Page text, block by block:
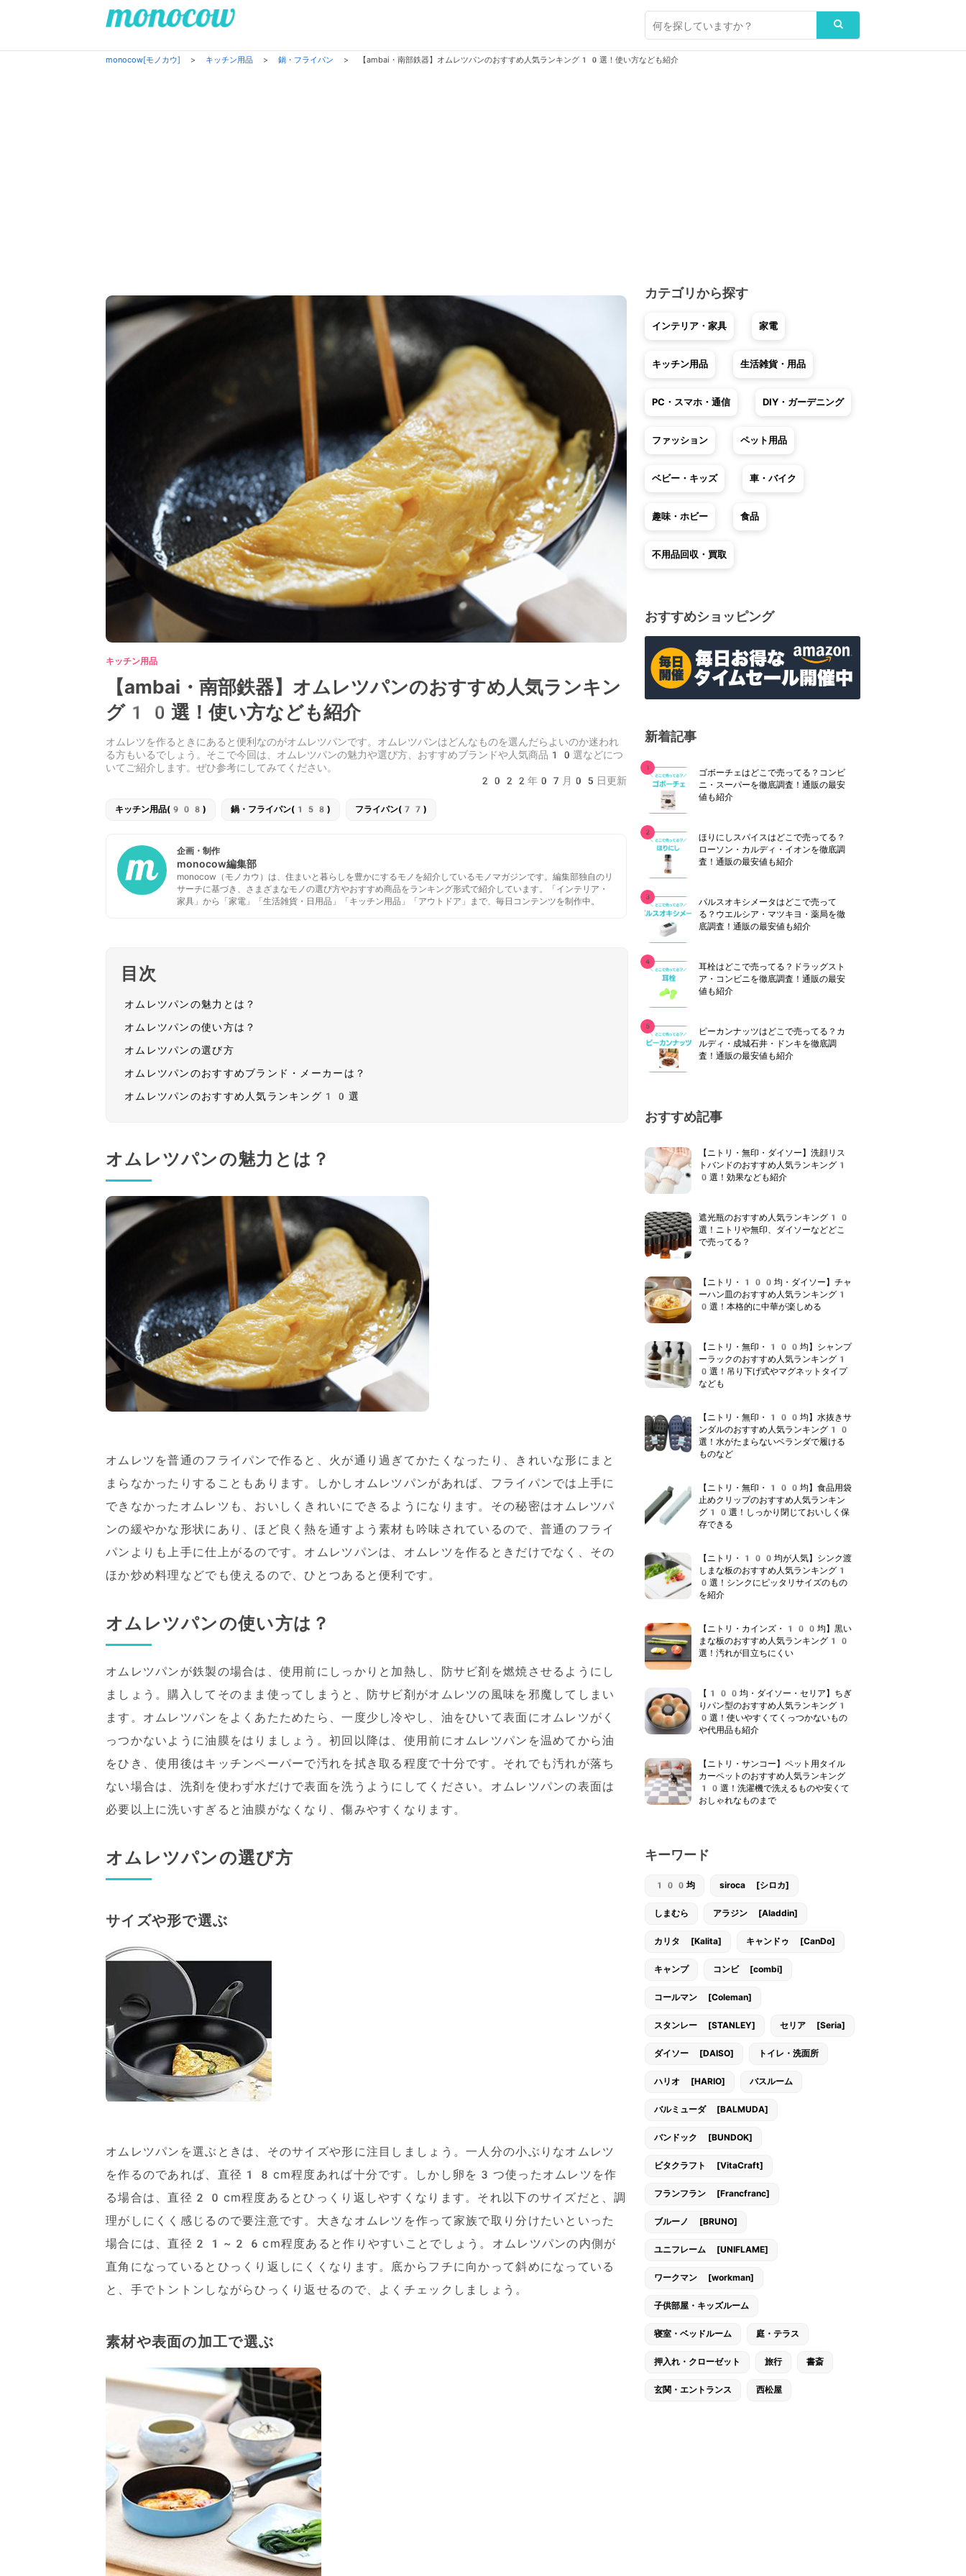
monocow[モノカウ] > キッチン用品 > 鍋・フライパン > 【ambai・南部鉄器】オムレツパンのおすすめ人気ランキング10選！使い方なども紹介
キッチン用品
【ambai・南部鉄器】オムレツパンのおすすめ人気ランキン
グ10選！使い方なども紹介
オムレツを作るときにあると便利なのがオムレツパンです。オムレツパンはどんなものを選んだらよいのか迷われ
る方もいるでしょう。そこで今回は、オムレツパンの魅力や選び方、おすすめブランドや人気商品10選などにつ
いてご紹介します。ぜひ参考にしてみてください。
2022年07月05日更新
キッチン用品(908) 鍋・フライパン(158) フライパン(77)
企画・制作
monocow編集部
monocow（モノカウ）は、住まいと暮らしを豊かにするモノを紹介しているモノマガジンです。編集部独自のリ
サーチに基づき、さまざまなモノの選び方やおすすめ商品をランキング形式で紹介しています。「インテリア・
家具」から「家電」「生活雑貨・日用品」「キッチン用品」「アウトドア」まで、毎日コンテンツを制作中。
目次
オムレツパンの魅力とは？
オムレツパンの使い方は？
オムレツパンの選び方
オムレツパンのおすすめブランド・メーカーは？
オムレツパンのおすすめ人気ランキング10選
オムレツパンの魅力とは？
オムレツを普通のフライパンで作ると、火が通り過ぎてかたくなったり、きれいな形にまと
まらなかったりすることもあります。しかしオムレツパンがあれば、フライパンでは上手に
できなかったオムレツも、おいしくきれいにできるようになります。その秘密はオムレツパ
ンの緩やかな形状にあり、ほど良く熱を通すよう素材も吟味されているので、普通のフライ
パンよりも上手に仕上がるのです。オムレツパンは、オムレツを作るときだけでなく、その
ほか炒め料理などでも使えるので、ひとつあると便利です。
オムレツパンの使い方は？
オムレツパンが鉄製の場合は、使用前にしっかりと加熱し、防サビ剤を燃焼させるようにし
ましょう。購入してそのまま使ってしまうと、防サビ剤がオムレツの風味を邪魔してしまい
ます。オムレツパンをよくあたためたら、一度少し冷やし、油をひいて表面にオムレツがく
っつかないように油膜をはりましょう。初回以降は、使用前にオムレツパンを温めてから油
をひき、使用後はキッチンペーパーで汚れを拭き取る程度で十分です。それでも汚れが落ち
ない場合は、洗剤を使わず水だけで表面を洗うようにしてください。オムレツパンの表面は
必要以上に洗いすぎると油膜がなくなり、傷みやすくなります。
オムレツパンの選び方
サイズや形で選ぶ
オムレツパンを選ぶときは、そのサイズや形に注目しましょう。一人分の小ぶりなオムレツ
を作るのであれば、直径18cm程度あれば十分です。しかし卵を3つ使ったオムレツを作
る場合は、直径20cm程度あるとひっくり返しやすくなります。それ以下のサイズだと、調
理がしにくく感じるので要注意です。大きなオムレツを作って家族で取り分けたいといった
場合には、直径21~26cm程度あると作りやすいことでしょう。オムレツパンの内側が
直角になっているとひっくり返しにくくなります。底からフチに向かって斜めになっている
と、手でトントンしながらひっくり返せるので、よくチェックしましょう。
素材や表面の加工で選ぶ
カテゴリから探す
インテリア・家具 家電
キッチン用品 生活雑貨・用品
PC・スマホ・通信 DIY・ガーデニング
ファッション ペット用品
ベビー・キッズ 車・バイク
趣味・ホビー 食品
不用品回収・買取
おすすめショッピング
新着記事
ゴボーチェはどこで売ってる？コンビ
ニ・スーパーを徹底調査！通販の最安
値も紹介
ほりにしスパイスはどこで売ってる？
ローソン・カルディ・イオンを徹底調
査！通販の最安値も紹介
パルスオキシメータはどこで売って
る？ウエルシア・マツキヨ・薬局を徹
底調査！通販の最安値も紹介
耳栓はどこで売ってる？ドラッグスト
ア・コンビニを徹底調査！通販の最安
値も紹介
ピーカンナッツはどこで売ってる？カ
ルディ・成城石井・ドンキを徹底調
査！通販の最安値も紹介
おすすめ記事
【ニトリ・無印・ダイソー】洗顔リス
トバンドのおすすめ人気ランキング1
0選！効果なども紹介
遮光瓶のおすすめ人気ランキング10
選！ニトリや無印、ダイソーなどどこ
で売ってる？
【ニトリ・100均・ダイソー】チャ
ーハン皿のおすすめ人気ランキング1
0選！本格的に中華が楽しめる
【ニトリ・無印・100均】シャンプ
ーラックのおすすめ人気ランキング1
0選！吊り下げ式やマグネットタイプ
なども
【ニトリ・無印・100均】水抜きサ
ンダルのおすすめ人気ランキング10
選！水がたまらないベランダで履ける
ものなど
【ニトリ・無印・100均】食品用袋
止めクリップのおすすめ人気ランキン
グ10選！しっかり閉じておいしく保
存できる
【ニトリ・100均が人気】シンク渡
しまな板のおすすめ人気ランキング1
0選！シンクにピッタリサイズのもの
を紹介
【ニトリ・カインズ・100均】黒い
まな板のおすすめ人気ランキング10
選！汚れが目立ちにくい
【100均・ダイソー・セリア】ちぎ
りパン型のおすすめ人気ランキング1
0選！使いやすくてくっつかないもの
や代用品も紹介
【ニトリ・サンコー】ペット用タイル
カーペットのおすすめ人気ランキング
10選！洗濯機で洗えるものや安くて
おしゃれなものまで
キーワード
100均 siroca [シロカ]
しまむら アラジン [Aladdin]
カリタ [Kalita] キャンドゥ [CanDo]
キャンプ コンビ [combi]
コールマン [Coleman]
スタンレー [STANLEY] セリア [Seria]
ダイソー [DAISO] トイレ・洗面所
ハリオ [HARIO] バスルーム
バルミューダ [BALMUDA]
バンドック [BUNDOK]
ビタクラフト [VitaCraft]
フランフラン [Francfranc]
ブルーノ [BRUNO]
ユニフレーム [UNIFLAME]
ワークマン [workman]
子供部屋・キッズルーム
寝室・ベッドルーム 庭・テラス
押入れ・クローゼット 旅行 書斎
玄関・エントランス 西松屋